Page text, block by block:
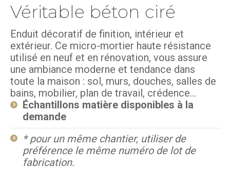
Véritable béton ciré
Enduit décoratif de finition, intérieur et
extérieur. Ce micro-mortier haute résistance
utilisé en neuf et en rénovation, vous assure
une ambiance moderne et tendance dans
toute la maison : sol, murs, douches, salles de
bains, mobilier, plan de travail, crédence…
Échantillons matière disponibles à la
demande
* pour un même chantier, utiliser de
préférence le même numéro de lot de
fabrication.